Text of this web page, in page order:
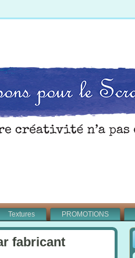
Textures PROMOTIONS
fabricant